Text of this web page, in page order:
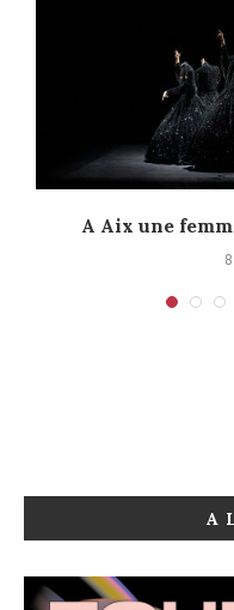
A Aix une
A